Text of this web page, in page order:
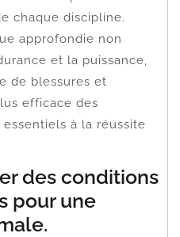
chaque discipline.
approfondie non
et la puissance,
de blessures et
efficace des
à la réussite
des conditions
pour une